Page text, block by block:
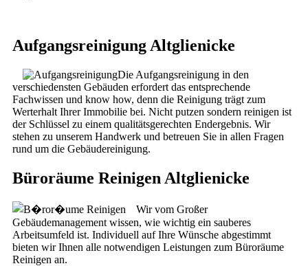
Aufgangsreinigung Altglienicke
Die Aufgangsreinigung in den
verschiedensten Gebäuden erfordert das entsprechende
Fachwissen und know how, denn die Reinigung trägt zum
Werterhalt Ihrer Immobilie bei. Nicht putzen sondern reinigen ist
der Schlüssel zu einem qualitätsgerechten Endergebnis. Wir
stehen zu unserem Handwerk und betreuen Sie in allen Fragen
rund um die Gebäudereinigung.
Büroräume Reinigen Altglienicke
Wir vom Großer
Gebäudemanagement wissen, wie wichtig ein sauberes
Arbeitsumfeld ist. Individuell auf Ihre Wünsche abgestimmt
bieten wir Ihnen alle notwendigen Leistungen zum Büroräume
Reinigen an.